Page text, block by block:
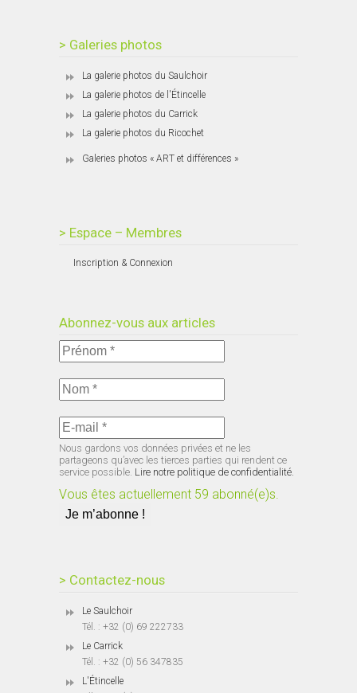
> Galeries photos
La galerie photos du Saulchoir
La galerie photos de l'Étincelle
La galerie photos du Carrick
La galerie photos du Ricochet
Galeries photos « ART et différences »
> Espace – Membres
Inscription & Connexion
Abonnez-vous aux articles
Nous gardons vos données privées et ne les
partageons qu’avec les tierces parties qui rendent ce
service possible. Lire notre politique de confidentialité.
Vous êtes actuellement 59 abonné(e)s.
> Contactez-nous
Le Saulchoir
Tél. : +32 (0) 69 222733
Le Carrick
Tél. : +32 (0) 56 347835
L'Étincelle